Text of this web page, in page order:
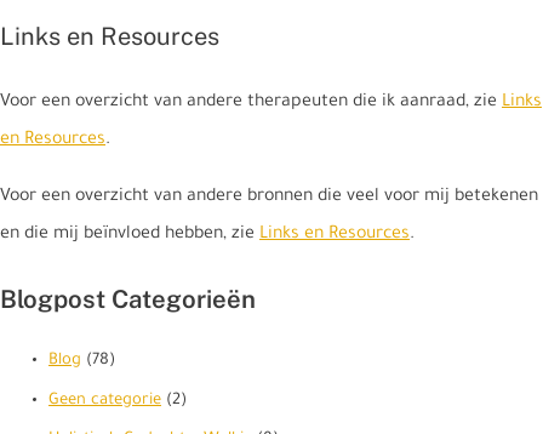
Links en Resources
Voor een overzicht van andere therapeuten die ik aanraad, zie Links
en Resources.
Voor een overzicht van andere bronnen die veel voor mij betekenen
en die mij beïnvloed hebben, zie Links en Resources.
Blogpost Categorieën
Blog (78)
Geen categorie (2)